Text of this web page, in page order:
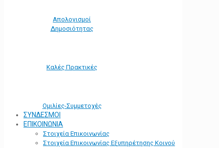
Απολογισμοί
Δημοσιότητας
Καλές Πρακτικές
Ομιλίες-Συμμετοχές
ΣΥΝΔΕΣΜΟΙ
ΕΠΙΚΟΙΝΩΝΙΑ
Στοιχεία Επικοινωνίας
Στοιχεία Επικοινωνίας Εξυπηρέτησης Κοινού